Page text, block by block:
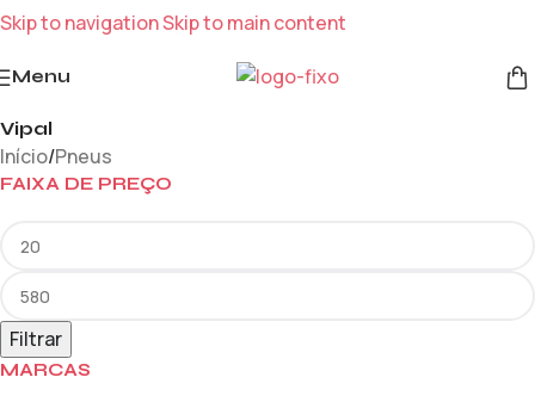
Skip to navigationSkip to main content
Menu
Vipal
Início/Pneus
FAIXA DE PREÇO
Filtrar
MARCAS